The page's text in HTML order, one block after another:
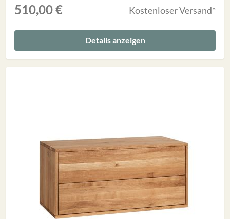
510,00 € Kostenloser Versand*
Details anzeigen